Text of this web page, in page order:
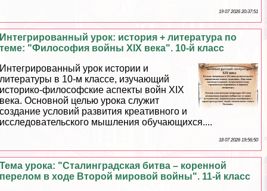
19 07 2026 20:37:51
Интегрированный урок: история + литература по
теме: "Философия войны XIX века". 10-й класс
Интегрированный урок истории и
литературы в 10-м классе, изучающий
историко-философские аспекты войн XIX
века. Основной целью урока служит
создание условий развития креативного и
исследовательского мышления обучающихся....
18 07 2026 19:56:50
Тема урока: "Сталинградская битва – коренной
перелом в ходе Второй мировой войны". 11-й класс